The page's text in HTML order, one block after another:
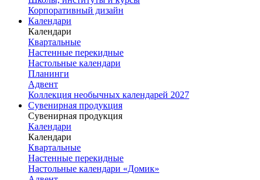
Корпоративный дизайн
Календари
Календари
Квартальные
Настенные перекидные
Настольные календари
Планинги
Адвент
Коллекция необычных календарей 2027
Сувенирная продукция
Сувенирная продукция
Календари
Календари
Квартальные
Настенные перекидные
Настольные календари «Домик»